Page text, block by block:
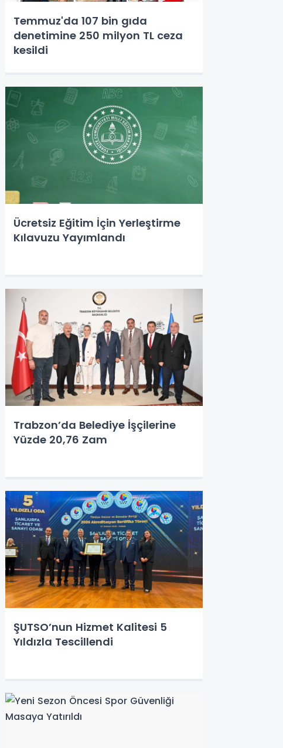
Temmuz'da 107 bin gıda
denetimine 250 milyon TL ceza
kesildi
Ücretsiz Eğitim İçin Yerleştirme
Kılavuzu Yayımlandı
Trabzon’da Belediye İşçilerine
Yüzde 20,76 Zam
ŞUTSO’nun Hizmet Kalitesi 5
Yıldızla Tescillendi